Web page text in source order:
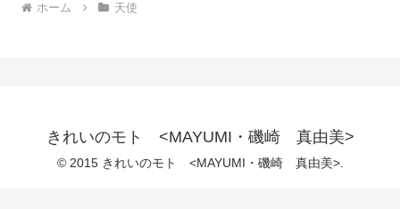
ホーム 天使
きれいのモト <MAYUMI・磯崎 真由美>
© 2015 きれいのモト <MAYUMI・磯崎 真由美>.